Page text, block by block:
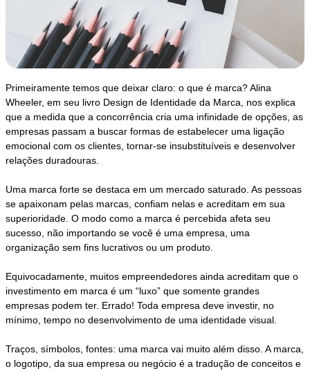
Primeiramente temos que deixar claro: o que é marca? Alina
Wheeler, em seu livro Design de Identidade da Marca, nos explica
que a medida que a concorrência cria uma infinidade de opções, as
empresas passam a buscar formas de estabelecer uma ligação
emocional com os clientes, tornar-se insubstituíveis e desenvolver
relações duradouras.
Uma marca forte se destaca em um mercado saturado. As pessoas
se apaixonam pelas marcas, confiam nelas e acreditam em sua
superioridade. O modo como a marca é percebida afeta seu
sucesso, não importando se você é uma empresa, uma
organização sem fins lucrativos ou um produto.
Equivocadamente, muitos empreendedores ainda acreditam que o
investimento em marca é um “luxo” que somente grandes
empresas podem ter. Errado! Toda empresa deve investir, no
mínimo, tempo no desenvolvimento de uma identidade visual.
Traços, símbolos, fontes: uma marca vai muito além disso. A marca,
o logotipo, da sua empresa ou negócio é a tradução de conceitos e